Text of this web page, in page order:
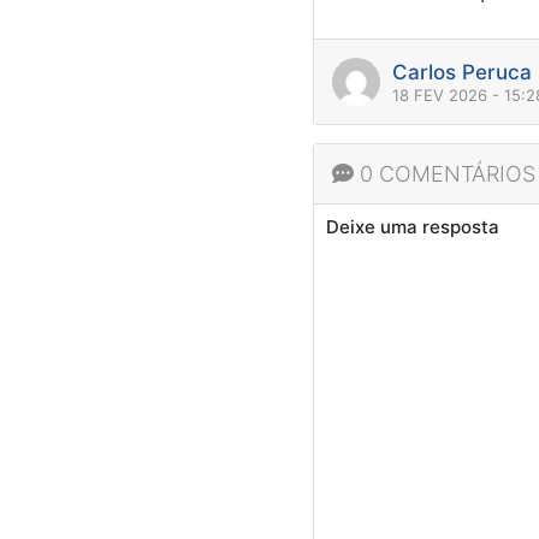
Carlos Peruca
18 FEV 2026 -
0 COMENTÁRIOS
Deixe uma resposta